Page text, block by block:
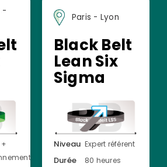
-
Paris - Lyon
Black Belt
Lean Six
Sigma
Niveau Expert référent
Durée 80 heures